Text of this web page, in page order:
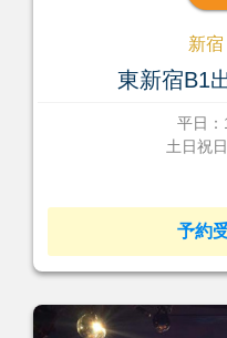
新
東新宿B1
平日
土日祝
予約